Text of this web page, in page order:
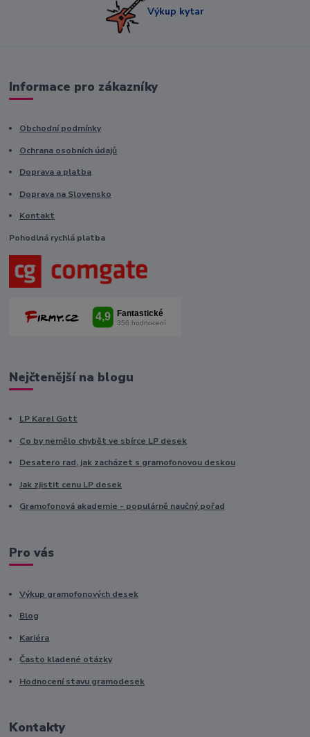
Výkup kytar
Informace pro zákazníky
Obchodní podmínky
Ochrana osobních údajů
Doprava a platba
Doprava na Slovensko
Kontakt
Pohodlná rychlá platba
Nejčtenější na blogu
LP Karel Gott
Co by nemělo chybět ve sbírce LP desek
Desatero rad, jak zacházet s gramofonovou deskou
Jak zjistit cenu LP desek
Gramofonová akademie - populárně naučný pořad
Pro vás
Výkup gramofonových desek
Blog
Kariéra
Často kladené otázky
Hodnocení stavu gramodesek
Kontakty